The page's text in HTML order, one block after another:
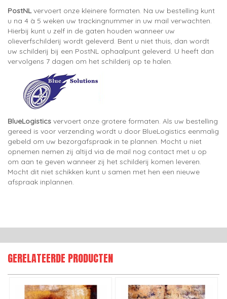
PostNLvervoert onze kleinere formaten. Na uw bestelling kunt
u na 4 à 5 weken uw trackingnummer in uw mail verwachten.
Hierbij kunt u zelf in de gaten houden wanneer uw
olieverfschilderij wordt geleverd. Bent u niet thuis, dan wordt
uw schilderij bij een PostNL ophaalpunt geleverd. U heeft dan
vervolgens 7 dagen om het schilderij op te halen.
BlueLogistics vervoert onze grotere formaten. Als uw bestelling
gereed is voor verzending wordt u door BlueLogistics eenmalig
gebeld om uw bezorgafspraak in te plannen. Mocht u niet
opnemen nemen zij altijd via de mail nog contact met u op
om aan te geven wanneer zij het schilderij komen leveren.
Mocht dit niet schikken kunt u samen met hen een nieuwe
afspraak inplannen.
GERELATEERDE PRODUCTEN